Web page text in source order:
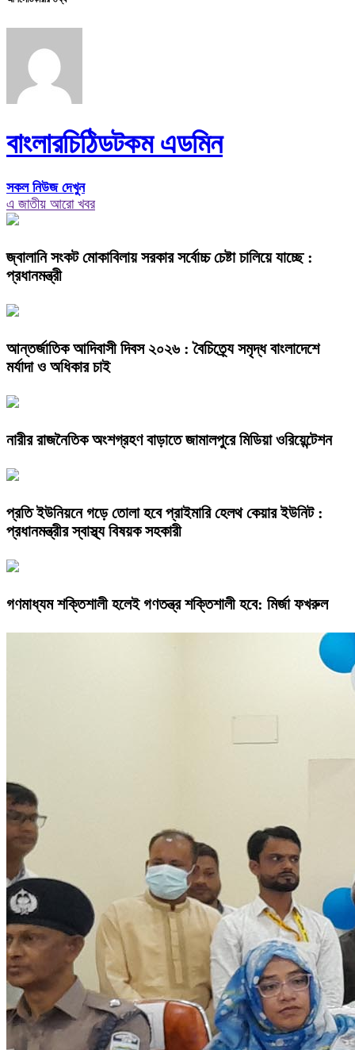
বাংলারচিঠিডটকম এডমিন
সকল নিউজ দেখুন
এ জাতীয় আরো খবর
জ্বালানি সংকট মোকাবিলায় সরকার সর্বোচ্চ চেষ্টা চালিয়ে যাচ্ছে :
প্রধানমন্ত্রী
আন্তর্জাতিক আদিবাসী দিবস ২০২৬ : বৈচিত্র্যে সমৃদ্ধ বাংলাদেশে
মর্যাদা ও অধিকার চাই
নারীর রাজনৈতিক অংশগ্রহণ বাড়াতে জামালপুরে মিডিয়া ওরিয়েন্টেশন
প্রতি ইউনিয়নে গড়ে তোলা হবে প্রাইমারি হেলথ কেয়ার ইউনিট :
প্রধানমন্ত্রীর স্বাস্থ্য বিষয়ক সহকারী
গণমাধ্যম শক্তিশালী হলেই গণতন্ত্র শক্তিশালী হবে: মির্জা ফখরুল